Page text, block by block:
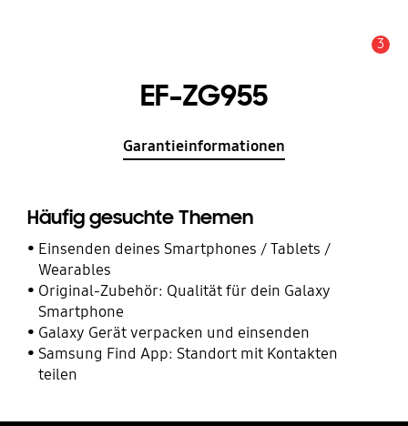
3
EF-ZG955
Garantieinformationen
Häufig gesuchte Themen
Einsenden deines Smartphones / Tablets /
Wearables
Original-Zubehör: Qualität für dein Galaxy
Smartphone
Galaxy Gerät verpacken und einsenden
Samsung Find App: Standort mit Kontakten
teilen